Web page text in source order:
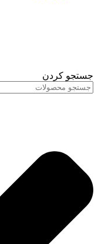
جستجو کردن